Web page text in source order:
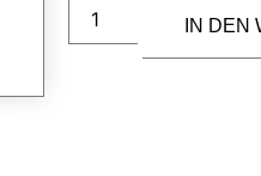
IN DEN